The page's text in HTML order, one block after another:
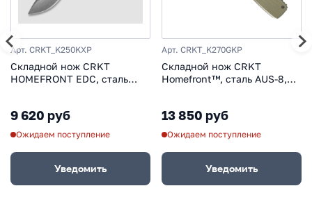
Арт. CRKT_K250KXP
Складной нож CRKT
HOMEFRONT EDC, сталь
9 620 руб
Ожидаем поступление
Уведомить
Арт. CRKT_K270GKP
Складной нож CRKT
Homefront™, сталь AUS-8,
13 850 руб
Ожидаем поступление
Уведомить